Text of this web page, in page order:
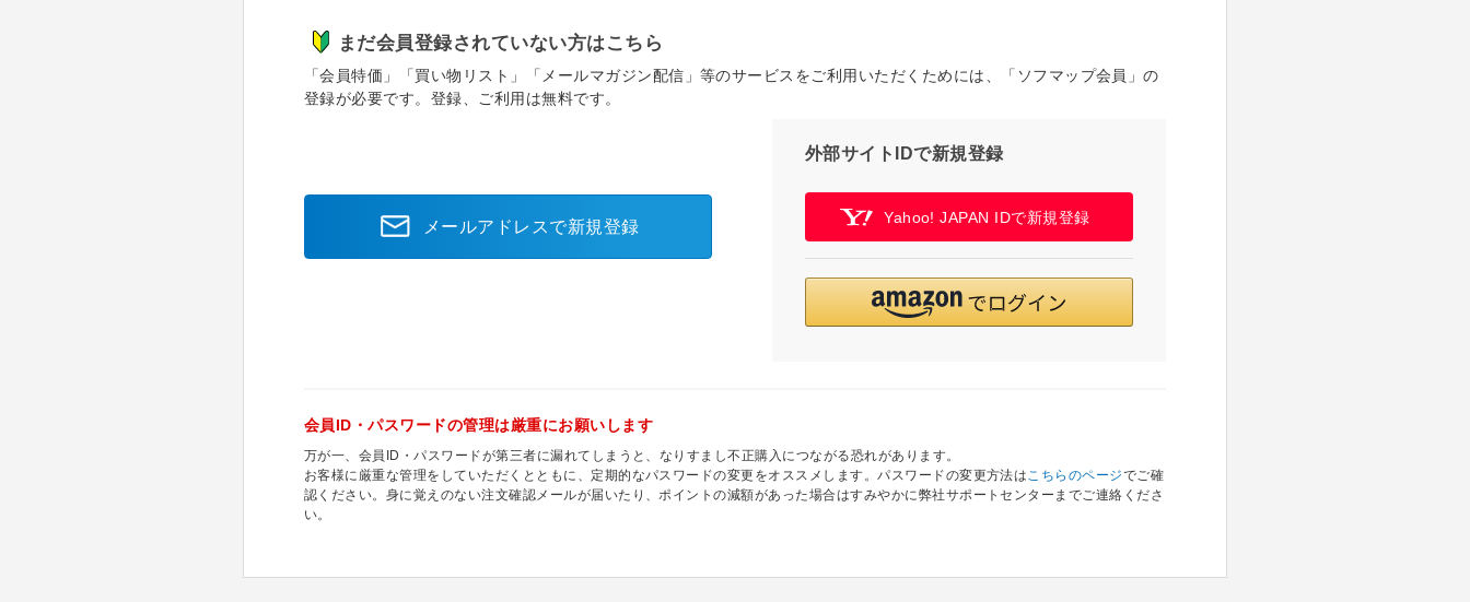
まだ会員登録されていない方はこちら
「会員特価」「買い物リスト」「メールマガジン配信」等のサービスをご利用いただくためには、「ソフマップ会員」の
登録が必要です。登録、ご利用は無料です。
メールアドレスで新規登録
外部サイトIDで新規登録
Yahoo! JAPAN IDで新規登録
会員ID・パスワードの管理は厳重にお願いします
万が一、会員ID・パスワードが第三者に漏れてしまうと、なりすまし不正購入につながる恐れがあります。
お客様に厳重な管理をしていただくとともに、定期的なパスワードの変更をオススメします。パスワードの変更方法はこちらのページでご確
認ください。身に覚えのない注文確認メールが届いたり、ポイントの減額があった場合はすみやかに弊社サポートセンターまでご連絡くださ
い。